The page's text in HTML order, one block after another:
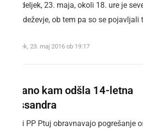
V ponedeljek, 23. maja, okoli 18. ure je
močno deževje, ob tem pa so se
ponedeljek, 23. maj 2016 ob 19:17
Neznano kam odšla 14-letna
Alekssandra
Policisti PP Ptuj obravnavajo pogrešanje